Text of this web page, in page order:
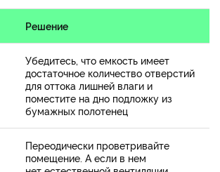
Решение
Убедитесь, что емкость имеет
достаточное количество отверстий
для оттока лишней влаги и
поместите на дно подложку из
бумажных полотенец
Переодически проветривайте
помещение. А если в нем